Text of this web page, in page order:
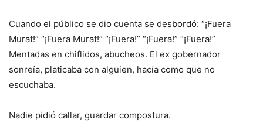
Cuando el público se dio cuenta se desbordó: “¡Fuera
Murat!” “¡Fuera Murat!” “¡Fuera!” “¡Fuera!” “¡Fuera!”
Mentadas en chiflidos, abucheos. El ex gobernador
sonreía, platicaba con alguien, hacía como que no
escuchaba.
Nadie pidió callar, guardar compostura.